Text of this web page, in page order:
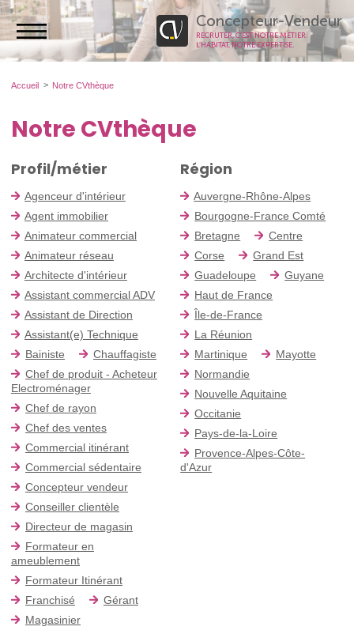
Concepteur-Vendeur
RECRUTER, C’EST NOTRE MÉTIER.
L’HABITAT, NOTRE EXPERTISE.
Accueil Notre CVthèque
Notre CVthèque
Profil/métier
Agenceur d'intérieur
Agent immobilier
Animateur commercial
Animateur réseau
Architecte d'intérieur
Assistant commercial ADV
Assistant de Direction
Assistant(e) Technique
Bainiste
Chauffagiste
Chef de produit - Acheteur
Electroménager
Chef de rayon
Chef des ventes
Commercial itinérant
Commercial sédentaire
Concepteur vendeur
Conseiller clientèle
Directeur de magasin
Formateur en
ameublement
Formateur Itinérant
Franchisé
Gérant
Magasinier
Région
Auvergne-Rhône-Alpes
Bourgogne-France Comté
Bretagne
Centre
Corse
Grand Est
Guadeloupe
Guyane
Haut de France
Île-de-France
La Réunion
Martinique
Mayotte
Normandie
Nouvelle Aquitaine
Occitanie
Pays-de-la-Loire
Provence-Alpes-Côte-
d'Azur